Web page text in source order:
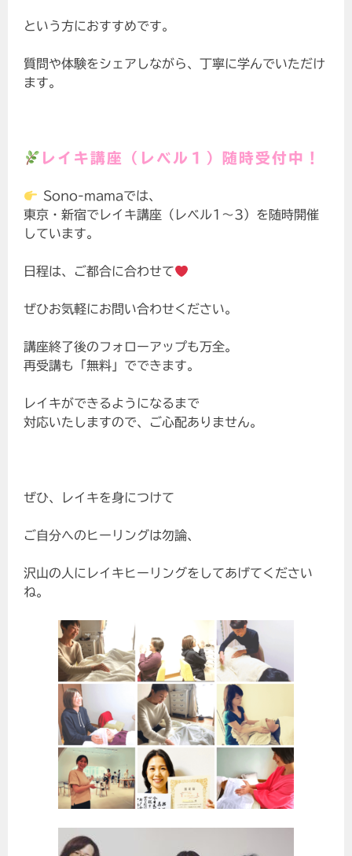
という方におすすめです。
質問や体験をシェアしながら、丁寧に学んでいただけ
ます。
レイキ講座（レベル１）随時受付中！
Sono-mamaでは、
東京・新宿でレイキ講座（レベル1〜3）を随時開催
しています。
日程は、ご都合に合わせて
ぜひお気軽にお問い合わせください。
講座終了後のフォローアップも万全。
再受講も「無料」でできます。
レイキができるようになるまで
対応いたしますので、ご心配ありません。
ぜひ、レイキを身につけて
ご自分へのヒーリングは勿論、
沢山の人にレイキヒーリングをしてあげてください
ね。